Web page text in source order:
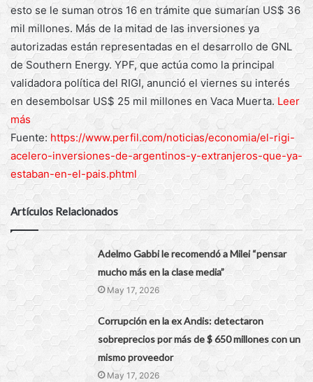
esto se le suman otros 16 en trámite que sumarían US$ 36
mil millones. Más de la mitad de las inversiones ya
autorizadas están representadas en el desarrollo de GNL
de Southern Energy. YPF, que actúa como la principal
validadora política del RIGI, anunció el viernes su interés
en desembolsar US$ 25 mil millones en Vaca Muerta.Leer
más
Fuente: https://www.perfil.com/noticias/economia/el-rigi-
acelero-inversiones-de-argentinos-y-extranjeros-que-ya-
estaban-en-el-pais.phtml
Artículos Relacionados
Adelmo Gabbi le recomendó a Milei “pensar
mucho más en la clase media”
May 17, 2026
Corrupción en la ex Andis: detectaron
sobreprecios por más de $ 650 millones con un
mismo proveedor
May 17, 2026